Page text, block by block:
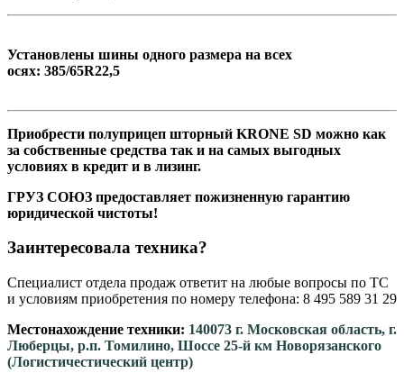
Установлены шины одного размера на всех
осях: 385/65R22,5
Приобрести полуприцеп шторный KRONE SD можно как
за собственные средства так и на самых выгодных
условиях в кредит и в лизинг.
ГРУЗ СОЮЗ предоставляет пожизненную гарантию
юридической чистоты!
Заинтересовала техника?
Специалист отдела продаж ответит на любые вопросы по ТС
и условиям приобретения по номеру телефона: 8 495 589 31 29
Местонахождение техники: 140073 г. Московская область, г.
Люберцы, р.п. Томилино, Шоссе 25-й км Новорязанского
(Логистичестический центр)